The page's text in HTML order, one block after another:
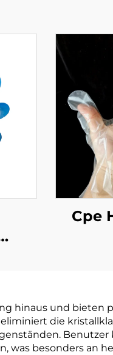
Cpe
hinaus und bieten
die
was besonders an